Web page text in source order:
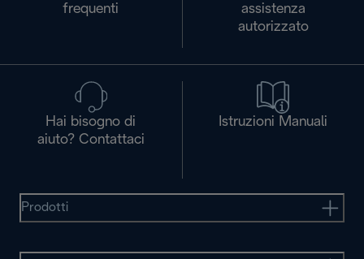
frequenti
assistenza
autorizzato
Hai bisogno di
aiuto? Contattaci
Istruzioni Manuali
Prodotti